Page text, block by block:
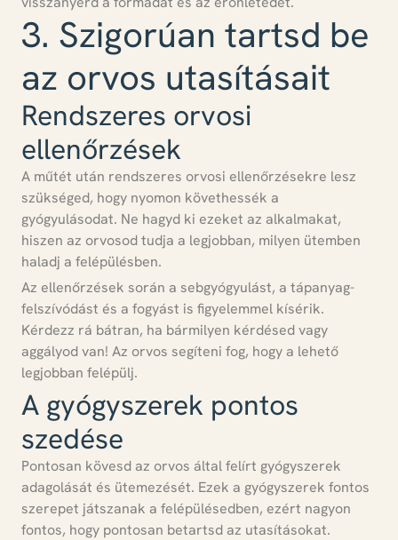
3. Szigorúan tartsd be
az orvos utasításait
Rendszeres orvosi
ellenőrzések
A műtét után rendszeres orvosi ellenőrzésekre lesz
szükséged, hogy nyomon követhessék a
gyógyulásodat. Ne hagyd ki ezeket az alkalmakat,
hiszen az orvosod tudja a legjobban, milyen ütemben
haladj a felépülésben.
Az ellenőrzések során a sebgyógyulást, a tápanyag-
felszívódást és a fogyást is figyelemmel kísérik.
Kérdezz rá bátran, ha bármilyen kérdésed vagy
aggályod van! Az orvos segíteni fog, hogy a lehető
legjobban felépülj.
A gyógyszerek pontos
szedése
Pontosan kövesd az orvos által felírt gyógyszerek
adagolását és ütemezését. Ezek a gyógyszerek fontos
szerepet játszanak a felépülésedben, ezért nagyon
fontos, hogy pontosan betartsd az utasításokat.